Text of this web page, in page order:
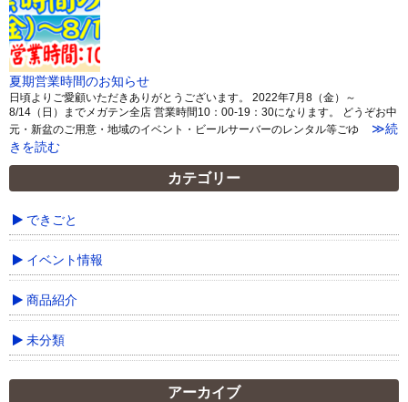
夏期営業時間のお知らせ
日頃よりご愛顧いただきありがとうございます。 2022年7月8（金）～
8/14（日）までメガテン全店 営業時間10：00-19：30になります。 どうぞお中
元・新盆のご用意・地域のイベント・ビールサーバーのレンタル等ごゆ
≫続
きを読む
カテゴリー
できごと
イベント情報
商品紹介
未分類
アーカイブ